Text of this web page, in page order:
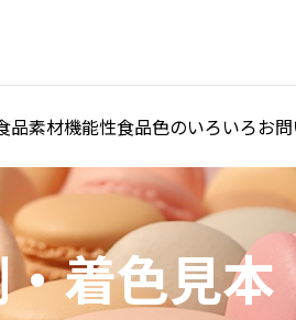
品素材機能性食品色のいろいろお
着色見本